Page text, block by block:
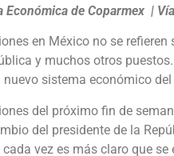
Económica de Coparmex | Vía
en México no se
y muchos otros
nuevo sistema económico del
del próximo fin de
del presidente de la
cada vez es más claro que